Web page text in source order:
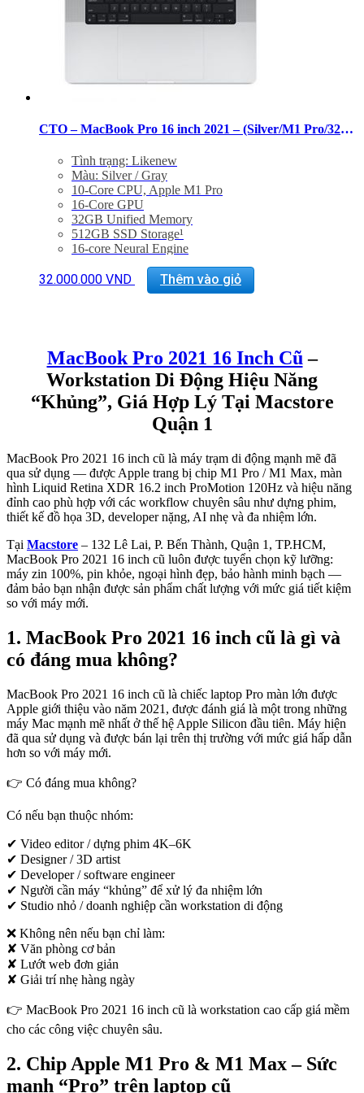
CTO – MacBook Pro 16 inch 2021 – (Silver/M1 Pro/32GB/512GB) – 99%
Tình trạng: Likenew
Màu: Silver / Gray
10-Core CPU, Apple M1 Pro
16-Core GPU
32GB Unified Memory
512GB SSD Storage¹
16-core Neural Engine
Three Thunderbolt 4 ports, HDMI port, SDXC card
slot, MagSafe 3 port
32.000.000 VND Thêm vào giỏ
MacBook Pro 2021 16 Inch Cũ –
Workstation Di Động Hiệu Năng
“Khủng”, Giá Hợp Lý Tại Macstore
Quận 1
MacBook Pro 2021 16 inch cũ là máy trạm di động mạnh mẽ đã
qua sử dụng — được Apple trang bị chip M1 Pro / M1 Max, màn
hình Liquid Retina XDR 16.2 inch ProMotion 120Hz và hiệu năng
đỉnh cao phù hợp với các workflow chuyên sâu như dựng phim,
thiết kế đồ họa 3D, developer nặng, AI nhẹ và đa nhiệm lớn.
Tại Macstore – 132 Lê Lai, P. Bến Thành, Quận 1, TP.HCM,
MacBook Pro 2021 16 inch cũ luôn được tuyển chọn kỹ lưỡng:
máy zin 100%, pin khỏe, ngoại hình đẹp, bảo hành minh bạch —
đảm bảo bạn nhận được sản phẩm chất lượng với mức giá tiết kiệm
so với máy mới.
1. MacBook Pro 2021 16 inch cũ là gì và
có đáng mua không?
MacBook Pro 2021 16 inch cũ là chiếc laptop Pro màn lớn được
Apple giới thiệu vào năm 2021, được đánh giá là một trong những
máy Mac mạnh mẽ nhất ở thế hệ Apple Silicon đầu tiên. Máy hiện
đã qua sử dụng và được bán lại trên thị trường với mức giá hấp dẫn
hơn so với máy mới.
👉 Có đáng mua không?
Có nếu bạn thuộc nhóm:
✔ Video editor / dựng phim 4K–6K
✔ Designer / 3D artist
✔ Developer / software engineer
✔ Người cần máy “khủng” để xử lý đa nhiệm lớn
✔ Studio nhỏ / doanh nghiệp cần workstation di động
❌ Không nên nếu bạn chỉ làm:
✘ Văn phòng cơ bản
✘ Lướt web đơn giản
✘ Giải trí nhẹ hàng ngày
👉 MacBook Pro 2021 16 inch cũ là workstation cao cấp giá mềm
cho các công việc chuyên sâu.
2. Chip Apple M1 Pro & M1 Max – Sức
mạnh “Pro” trên laptop cũ